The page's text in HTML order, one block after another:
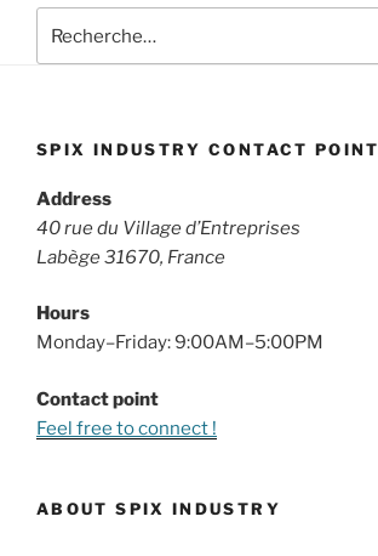
pour
SPIX INDUSTRY CONTACT POINT
Address
40 rue du Village d’Entreprises
Labège 31670, France
Hours
Monday–Friday: 9:00AM–5:00PM
Contact point
Feel free to connect !
ABOUT SPIX INDUSTRY